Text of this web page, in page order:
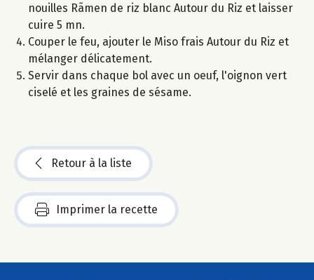
nouilles Rãmen de riz blanc Autour du Riz et laisser
cuire 5 mn.
Couper le feu, ajouter le Miso frais Autour du Riz et
mélanger délicatement.
Servir dans chaque bol avec un oeuf, l'oignon vert
ciselé et les graines de sésame.
Retour à la liste
Imprimer la recette